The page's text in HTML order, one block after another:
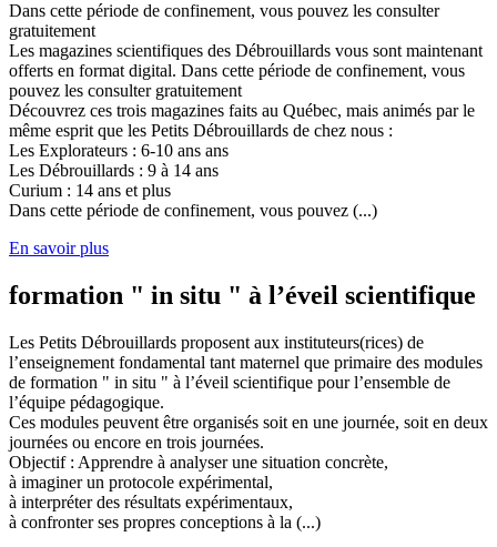
Dans cette période de confinement, vous pouvez les consulter
gratuitement
Les magazines scientifiques des Débrouillards vous sont maintenant
offerts en format digital. Dans cette période de confinement, vous
pouvez les consulter gratuitement
Découvrez ces trois magazines faits au Québec, mais animés par le
même esprit que les Petits Débrouillards de chez nous :
Les Explorateurs : 6-10 ans ans
Les Débrouillards : 9 à 14 ans
Curium : 14 ans et plus
Dans cette période de confinement, vous pouvez (...)
En savoir plus
formation " in situ " à l’éveil scientifique
Les Petits Débrouillards proposent aux instituteurs(rices) de
l’enseignement fondamental tant maternel que primaire des modules
de formation " in situ " à l’éveil scientifique pour l’ensemble de
l’équipe pédagogique.
Ces modules peuvent être organisés soit en une journée, soit en deux
journées ou encore en trois journées.
Objectif : Apprendre à analyser une situation concrète,
à imaginer un protocole expérimental,
à interpréter des résultats expérimentaux,
à confronter ses propres conceptions à la (...)